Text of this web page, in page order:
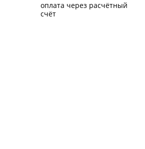
оплата через расчётный
счёт